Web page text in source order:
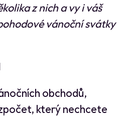
z nich a vy i váš
vánoční svátky
obchodů,
který nechcete